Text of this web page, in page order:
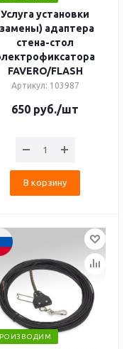
Услуга установки
адаптера
стена-стол
FAVERO/FLASH
Артикул: 103987
650 руб./шт
В корзину